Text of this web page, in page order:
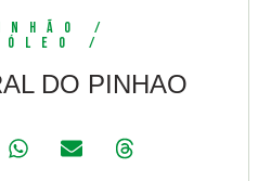
/
/
DO PINHAO